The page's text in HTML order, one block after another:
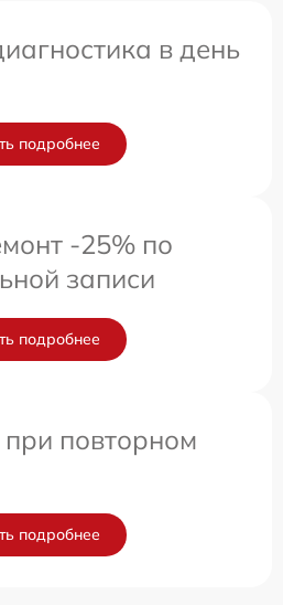
в день
подробнее
-25% по
записи
подробнее
повторном
подробнее